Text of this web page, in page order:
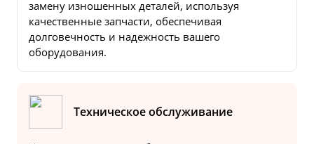
замену изношенных деталей, используя
качественные запчасти, обеспечивая
долговечность и надежность вашего
оборудования.
Техническое обслуживание